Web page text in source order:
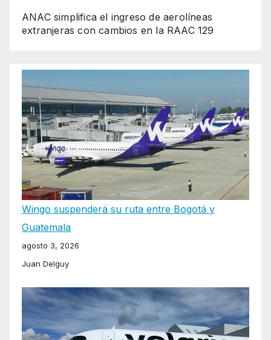
ANAC simplifica el ingreso de aerolíneas
extranjeras con cambios en la RAAC 129
Wingo suspenderá su ruta entre Bogotá y
Guatemala
agosto 3, 2026
Juan Delguy